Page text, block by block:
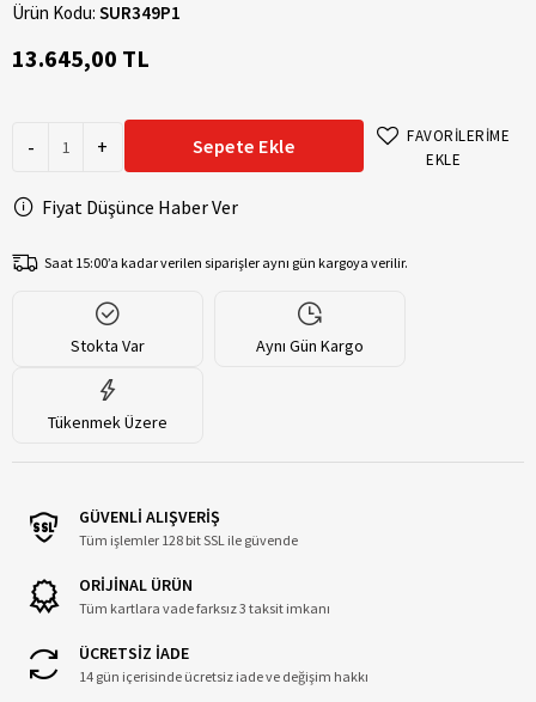
Ürün Kodu: SUR349P1
13.645,00 TL
- + Sepete Ekle
FAVORİLERİME
EKLE
Fiyat Düşünce Haber Ver
Saat 15:00’a kadar verilen siparişler aynı gün kargoya verilir.
Stokta Var Aynı Gün Kargo
Tükenmek Üzere
GÜVENLİ ALIŞVERİŞ
Tüm işlemler 128 bit SSL ile güvende
ORİJİNAL ÜRÜN
Tüm kartlara vade farksız 3 taksit imkanı
ÜCRETSİZ İADE
14 gün içerisinde ücretsiz iade ve değişim hakkı